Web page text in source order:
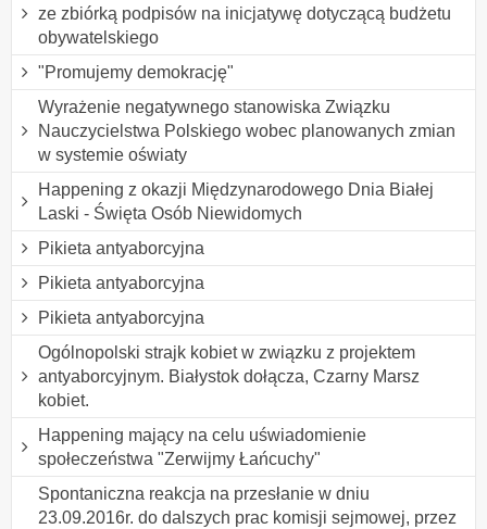
ze zbiórką podpisów na inicjatywę dotyczącą budżetu
obywatelskiego
"Promujemy demokrację"
Wyrażenie negatywnego stanowiska Związku
Nauczycielstwa Polskiego wobec planowanych zmian
w systemie oświaty
Happening z okazji Międzynarodowego Dnia Białej
Laski - Święta Osób Niewidomych
Pikieta antyaborcyjna
Pikieta antyaborcyjna
Pikieta antyaborcyjna
Ogólnopolski strajk kobiet w związku z projektem
antyaborcyjnym. Białystok dołącza, Czarny Marsz
kobiet.
Happening mający na celu uświadomienie
społeczeństwa "Zerwijmy Łańcuchy"
Spontaniczna reakcja na przesłanie w dniu
23.09.2016r. do dalszych prac komisji sejmowej, przez